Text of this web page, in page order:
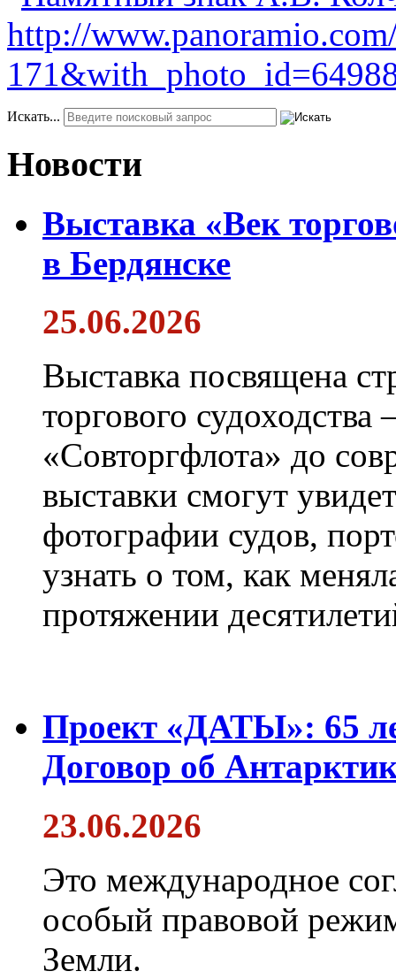
Искать...
Новости
Выставка «Век
в Бердянске
25.06.2026
Выставка посвящена
торгового
«Совторгфлота» до
выставки смогут
фотографии судов,
узнать о том, как
протяжении
Проект «ДАТЫ»: 65
Договор об
23.06.2026
Это международное
особый правовой
Земли.